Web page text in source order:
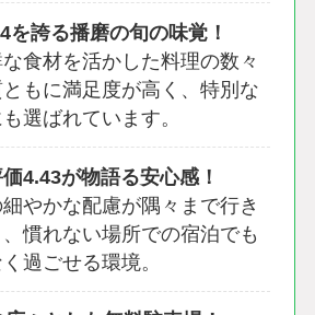
を誇る播磨の旬の味覚！
食材を活かした料理の数々
もに満足度が高く、特別な
選ばれています。
4.43が物語る安心感！
やかな配慮が隅々まで行き
慣れない場所での宿泊でも
過ごせる環境。